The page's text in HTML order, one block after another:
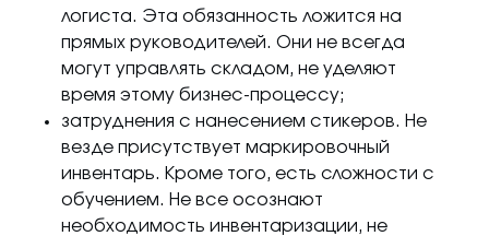
логиста. Эта обязанность ложится на
прямых руководителей. Они не всегда
могут управлять складом, не уделяют
время этому бизнес-процессу;
затруднения с нанесением стикеров. Не
везде присутствует маркировочный
инвентарь. Кроме того, есть сложности с
обучением. Не все осознают
необходимость инвентаризации, не